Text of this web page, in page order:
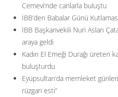
Cemevi’nde canlarla buluştu
İBB’den Babalar Günü
İBB Başkanvekili Nuri Aslan
araya geldi
Kadın El Emeği Durağı üreten
buluşturdu
Eyüpsultan’da memleket
rüzgarı esti”